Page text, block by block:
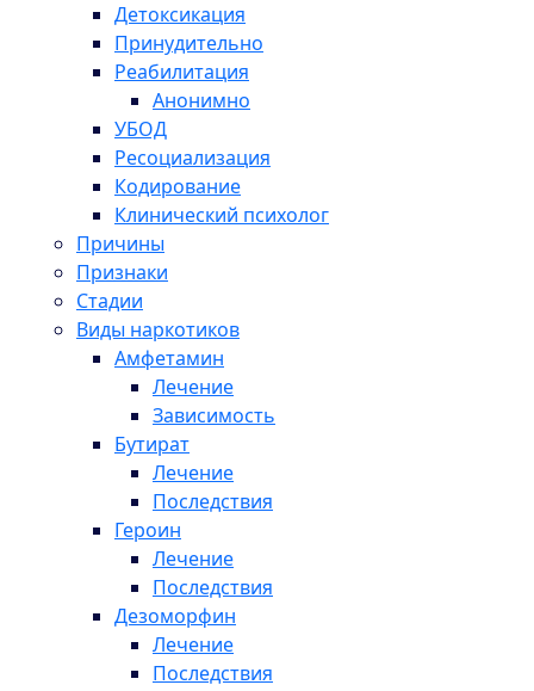
Детоксикация
Принудительно
Реабилитация
Анонимно
УБОД
Ресоциализация
Кодирование
Клинический психолог
Причины
Признаки
Стадии
Виды наркотиков
Амфетамин
Лечение
Зависимость
Бутират
Лечение
Последствия
Героин
Лечение
Последствия
Дезоморфин
Лечение
Последствия